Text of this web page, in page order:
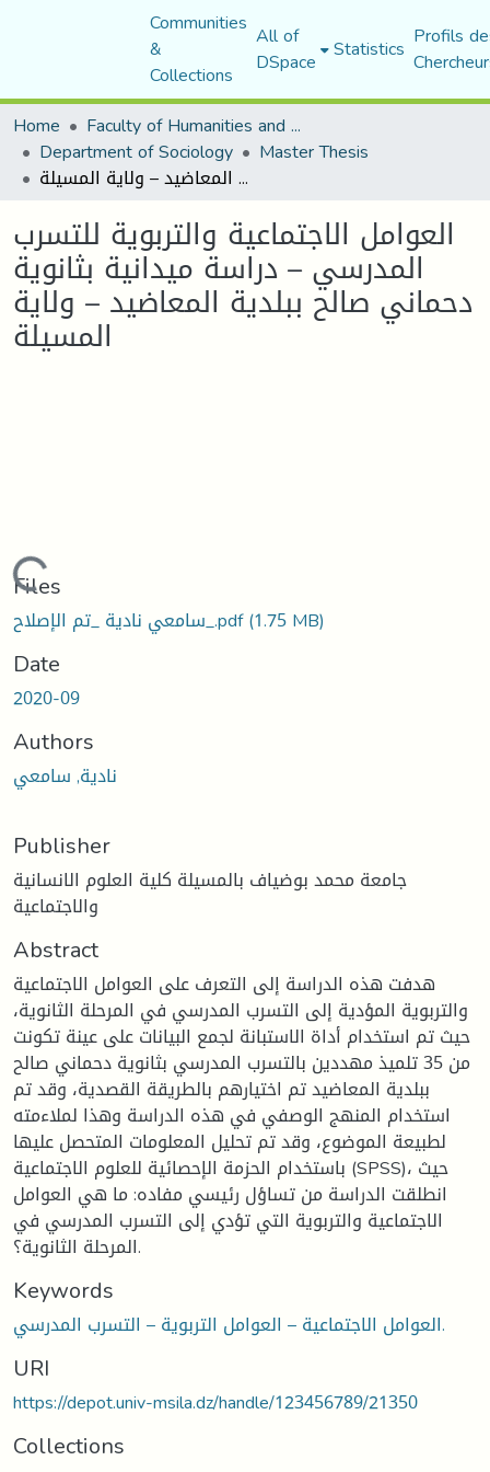
Communities
&
Collections
All of
DSpace Statistics Profils
Home
Faculty of Humanities and Social Sciences
Department of Sociology Master Thesis
العوامل الاجتماعية والتربوية للتسرب المدرسي – دراسة ميدانية بثانوية دحماني صالح ببلدية المعاضيد – ولاية المسيلة
العوامل الاجتماعية والتربوية للتسرب
المدرسي – دراسة ميدانية بثانوية
دحماني صالح ببلدية المعاضيد – ولاية
المسيلة
Loading...
Files
سامعي نادية _تم الإصلاح_.pdf(1.75 MB)
Date
2020-09
Authors
نادية, سامعي
Publisher
جامعة محمد بوضياف بالمسيلة كلية العلوم الانسانية
والاجتماعية
Abstract
هدفت هذه الدراسة إلى التعرف على العوامل الاجتماعية
والتربوية المؤدية إلى التسرب المدرسي في المرحلة الثانوية،
حيث تم استخدام أداة الاستبانة لجمع البيانات على عينة تكونت
من 35 تلميذ مهددين بالتسرب المدرسي بثانوية دحماني صالح
ببلدية المعاضيد تم اختيارهم بالطريقة القصدية، وقد تم
استخدام المنهج الوصفي في هذه الدراسة وهذا لملاءمته
لطبيعة الموضوع، وقد تم تحليل المعلومات المتحصل عليها
باستخدام الحزمة الإحصائية للعلوم الاجتماعية (SPSS)، حيث
انطلقت الدراسة من تساؤل رئيسي مفاده: ما هي العوامل
الاجتماعية والتربوية التي تؤدي إلى التسرب المدرسي في
المرحلة الثانوية؟.
Keywords
العوامل الاجتماعية – العوامل التربوية – التسرب المدرسي.
URI
https://depot.univ-msila.dz/handle/123456789/21350
Collections